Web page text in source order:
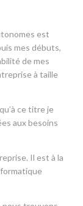
est
mes débuts,
de mes
à taille
ce titre je
aux besoins
Il est à la